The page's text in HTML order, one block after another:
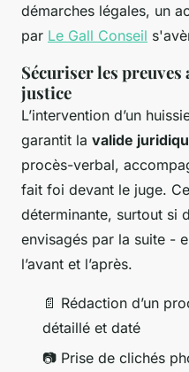
démarches légales, un
par Le Gall Conseil
Sécuriser les preuves
justice
L’intervention d’un
garantit la valide
procès-verbal,
fait foi devant le juge.
déterminante, surtout si
envisagés par la suite -
l’avant et l’après.
📄 Rédaction d’un
détaillé et daté
📷 Prise de clichés